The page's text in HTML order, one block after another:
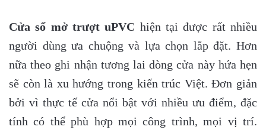
Cửa sổ mở trượt uPVC hiện tại được rất nhiều
người dùng ưa chuộng và lựa chọn lắp đặt. Hơn
nữa theo ghi nhận tương lai dòng cửa này hứa hẹn
sẽ còn là xu hướng trong kiến trúc Việt. Đơn giản
bởi vì thực tế cửa nổi bật với nhiều ưu điểm, đặc
tính có thể phù hợp mọi công trình, mọi vị trí.